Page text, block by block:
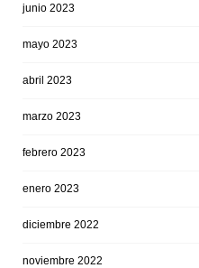
junio 2023
mayo 2023
abril 2023
marzo 2023
febrero 2023
enero 2023
diciembre 2022
noviembre 2022